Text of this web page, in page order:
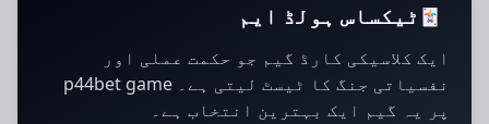
🃏 ٹیکساس ہولڈ ایم
ایک کلاسیکی کارڈ گیم جو حکمت عملی اور
نفسیاتی جنگ کا ٹیسٹ لیتی ہے۔ p44bet game
پر یہ گیم ایک بہترین انتخاب ہے۔